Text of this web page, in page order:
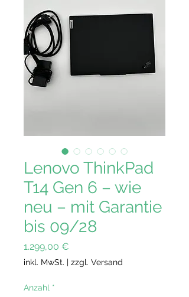
Lenovo ThinkPad
T14 Gen 6 – wie
neu – mit Garantie
bis 09/28
1.299,00 €
inkl. MwSt. | zzgl. Versand
Anzahl *